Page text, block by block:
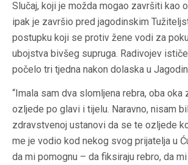
Slučaj, koji je možda mogao završiti kao
ipak je završio pred jagodinskim
postupku koji se protiv žene vodi za
ubojstva bivšeg supruga. Radivojev
počelo tri tjedna nakon dolaska u
“Imala sam dva slomljena rebra, oba oka
ozljede po glavi i tijelu. Naravno, nisam
zdravstvenoj ustanovi da se te ozljede
me je vodio kod nekog svog prijatelja u
da mi pomognu – da fiksiraju rebro, da